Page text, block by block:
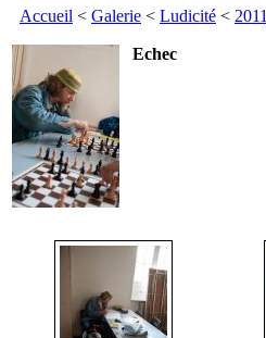
Accueil < Galerie < Ludicité < 2011
Echec